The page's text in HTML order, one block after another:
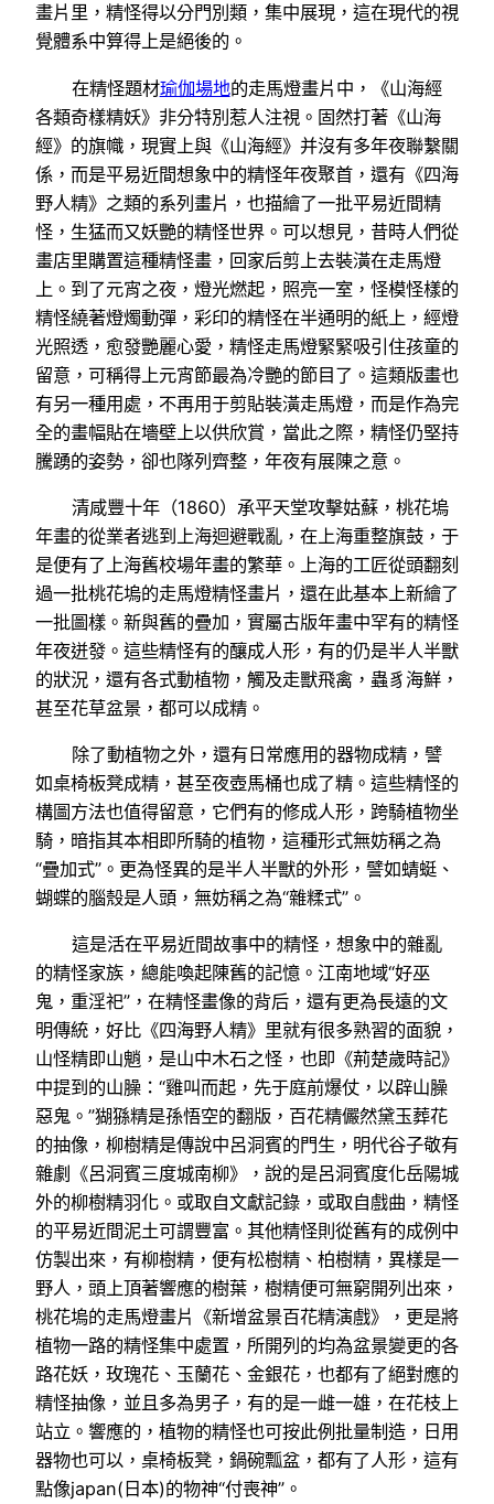
畫片里，精怪得以分門別類，集中展現，這在現代的視
覺體系中算得上是絕後的。
在精怪題材瑜伽場地的走馬燈畫片中，《山海經
各類奇樣精妖》非分特別惹人注視。固然打著《山海
經》的旗幟，現實上與《山海經》并沒有多年夜聯繫關
係，而是平易近間想象中的精怪年夜聚首，還有《四海
野人精》之類的系列畫片，也描繪了一批平易近間精
怪，生猛而又妖艷的精怪世界。可以想見，昔時人們從
畫店里購置這種精怪畫，回家后剪上去裝潢在走馬燈
上。到了元宵之夜，燈光燃起，照亮一室，怪模怪樣的
精怪繞著燈燭動彈，彩印的精怪在半通明的紙上，經燈
光照透，愈發艷麗心愛，精怪走馬燈緊緊吸引住孩童的
留意，可稱得上元宵節最為冷艷的節目了。這類版畫也
有另一種用處，不再用于剪貼裝潢走馬燈，而是作為完
全的畫幅貼在墻壁上以供欣賞，當此之際，精怪仍堅持
騰踴的姿勢，卻也隊列齊整，年夜有展陳之意。
清咸豐十年（1860）承平天堂攻擊姑蘇，桃花塢
年畫的從業者逃到上海迴避戰亂，在上海重整旗鼓，于
是便有了上海舊校場年畫的繁華。上海的工匠從頭翻刻
過一批桃花塢的走馬燈精怪畫片，還在此基本上新繪了
一批圖樣。新與舊的疊加，實屬古版年畫中罕有的精怪
年夜迸發。這些精怪有的釀成人形，有的仍是半人半獸
的狀況，還有各式動植物，觸及走獸飛禽，蟲豸海鮮，
甚至花草盆景，都可以成精。
除了動植物之外，還有日常應用的器物成精，譬
如桌椅板凳成精，甚至夜壺馬桶也成了精。這些精怪的
構圖方法也值得留意，它們有的修成人形，跨騎植物坐
騎，暗指其本相即所騎的植物，這種形式無妨稱之為
“疊加式”。更為怪異的是半人半獸的外形，譬如蜻蜓、
蝴蝶的腦殼是人頭，無妨稱之為“雜糅式”。
這是活在平易近間故事中的精怪，想象中的雜亂
的精怪家族，總能喚起陳舊的記憶。江南地域“好巫
鬼，重淫祀”，在精怪畫像的背后，還有更為長遠的文
明傳統，好比《四海野人精》里就有很多熟習的面貌，
山怪精即山魈，是山中木石之怪，也即《荊楚歲時記》
中提到的山臊：“雞叫而起，先于庭前爆仗，以辟山臊
惡鬼。”猢猻精是孫悟空的翻版，百花精儼然黛玉葬花
的抽像，柳樹精是傳說中呂洞賓的門生，明代谷子敬有
雜劇《呂洞賓三度城南柳》，說的是呂洞賓度化岳陽城
外的柳樹精羽化。或取自文獻記錄，或取自戲曲，精怪
的平易近間泥土可謂豐富。其他精怪則從舊有的成例中
仿製出來，有柳樹精，便有松樹精、柏樹精，異樣是一
野人，頭上頂著響應的樹葉，樹精便可無窮開列出來，
桃花塢的走馬燈畫片《新增盆景百花精演戲》，更是將
植物一路的精怪集中處置，所開列的均為盆景變更的各
路花妖，玫瑰花、玉蘭花、金銀花，也都有了絕對應的
精怪抽像，並且多為男子，有的是一雌一雄，在花枝上
站立。響應的，植物的精怪也可按此例批量制造，日用
器物也可以，桌椅板凳，鍋碗瓢盆，都有了人形，這有
點像japan(日本)的物神“付喪神”。